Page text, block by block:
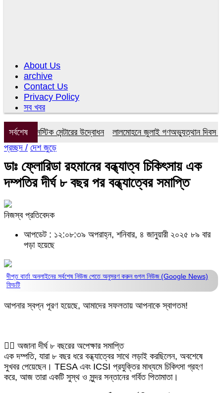
About Us
archive
Contact Us
Privacy Policy
সব খবর
সর্বশেষ সেন্টারের উদ্বোধন
লালমোহনে জুলাই গণঅভ্যুত্থান দিবস
প্রচ্ছদ / দেশ জুড়ে
ডাঃ ফ্লোরিডা রহমানের বন্ধ্যাত্ব চিকিৎসায় এক
দম্পতির দীর্ঘ ৮ বছর পর বন্ধ্যাত্বের সমাপ্তি
নিজস্ব প্রতিবেদক
আপডেট : ১২:০৮:৩৯ অপরাহ্ন, শনিবার, ৪ জানুয়ারী ২০২৫ ৮৯ বার
পড়া হয়েছে
দীপ্ত বার্তা অনলাইনের সর্বশেষ নিউজ পেতে অনুসরণ করুনগুগল নিউজ (Google News)
ফিডটি
আপনার স্বপ্ন পূরণ হয়েছে, আমাদের সফলতায় আপনাকে স্বাগতম!
👨‍⚕️ অজানা দীর্ঘ ৮ বছরের অপেক্ষার সমাপ্তি
এক দম্পতি, যারা ৮ বছর ধরে বন্ধ্যাত্বের সাথে লড়াই করছিলেন, অবশেষে
সুখবর পেয়েছেন। TESA এবং ICSI প্রযুক্তির মাধ্যমে চিকিৎসা গ্রহণ
করে, আজ তারা একটি সুস্থ ও সুন্দর সন্তানের গর্বিত পিতামাতা।